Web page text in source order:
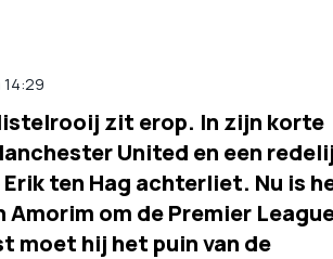
zit erop. In zijn korte
United en een
ten Hag achterliet. Nu is
om de Premier
moet hij het puin van de